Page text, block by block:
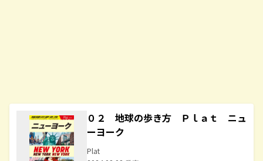
０２ 地球の歩き方 Ｐｌａｔ ニュ
ーヨーク
Plat